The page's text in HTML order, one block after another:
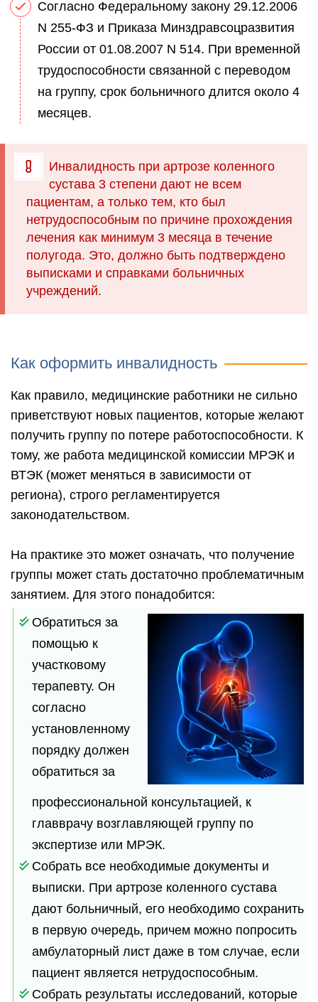
Согласно Федеральному закону 29.12.2006
N 255-ФЗ и Приказа Минздравсоцразвития
России от 01.08.2007 N 514. При временной
трудоспособности связанной с переводом
на группу, срок больничного длится около 4
месяцев.
Инвалидность при артрозе коленного
сустава 3 степени дают не всем
пациентам, а только тем, кто был
нетрудоспособным по причине прохождения
лечения как минимум 3 месяца в течение
полугода. Это, должно быть подтверждено
выписками и справками больничных
учреждений.
Как оформить инвалидность
Как правило, медицинские работники не сильно
приветствуют новых пациентов, которые желают
получить группу по потере работоспособности. К
тому, же работа медицинской комиссии МРЭК и
ВТЭК (может меняться в зависимости от
региона), строго регламентируется
законодательством.
На практике это может означать, что получение
группы может стать достаточно проблематичным
занятием. Для этого понадобится:
Обратиться за
помощью к
участковому
терапевту. Он
согласно
установленному
порядку должен
обратиться за
профессиональной консультацией, к
главврачу возглавляющей группу по
экспертизе или МРЭК.
Собрать все необходимые документы и
выписки. При артрозе коленного сустава
дают больничный, его необходимо сохранить
в первую очередь, причем можно попросить
амбулаторный лист даже в том случае, если
пациент является нетрудоспособным.
Собрать результаты исследований, которые